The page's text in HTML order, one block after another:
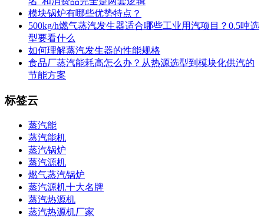
模块锅炉有哪些优势特点？
500kg/h燃气蒸汽发生器适合哪些工业用汽项目？0.5吨选
型要看什么
如何理解蒸汽发生器的性能规格
食品厂蒸汽能耗高怎么办？从热源选型到模块化供汽的
节能方案
标签云
蒸汽能
蒸汽能机
蒸汽锅炉
蒸汽源机
燃气蒸汽锅炉
蒸汽源机十大名牌
蒸汽热源机
蒸汽热源机厂家